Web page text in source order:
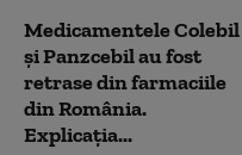
Medicamentele Colebil
și Panzcebil au fost
retrase din farmaciile
din România.
Explicația...